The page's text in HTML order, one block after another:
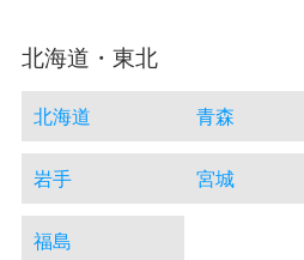
北海道・東北
北海道 青森
岩手 宮城
福島